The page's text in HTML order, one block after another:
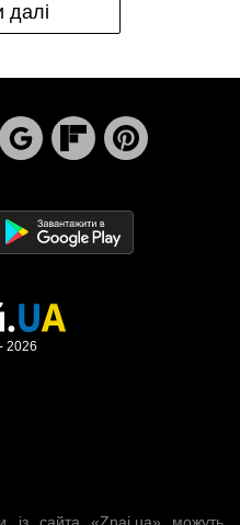
далі
2026